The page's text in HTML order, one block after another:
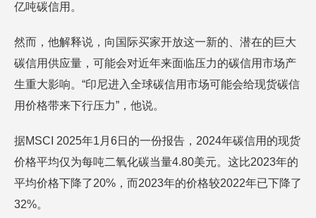
亿吨碳信用。
然而，他解释说，向国际买家开放这一新的、潜在的巨大
碳信用供应量，可能会对近年来面临压力的碳信用市场产
生重大影响。“印尼进入全球碳信用市场可能会给现货碳信
用价格带来下行压力”，他说。
据MSCI 2025年1月6日的一份报告，2024年碳信用的现货
价格平均仅为每吨二氧化碳当量4.80美元。这比2023年的
平均价格下降了20%，而2023年的价格较2022年已下降了
32%。